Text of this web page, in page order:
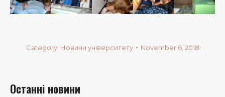
Category: Новини університету November 6, 2018
Останні новини